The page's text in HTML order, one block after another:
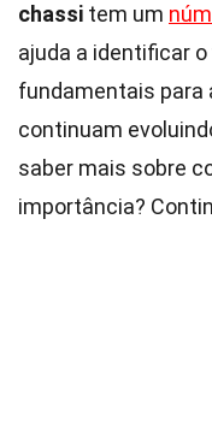
chassi tem um
ajuda a identificar o
fundamentais para
continuam
saber mais sobre
importância?